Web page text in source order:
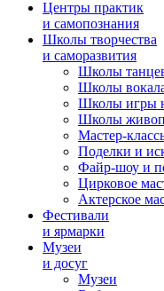
Центры практик
и самопознания
Школы творчества
и саморазвития
Школы
Школы
Школы игры
Школы
Мастер-
Поделки и
Файр-шоу и
Цирковое
Актерское
Фестивали
и ярмарки
Музеи
и досуг
Музеи